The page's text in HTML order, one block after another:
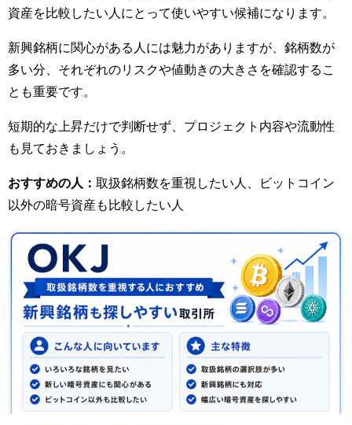
資産を比較したい人にとって使いやすい候補になります。
新興銘柄に関心がある人には魅力がありますが、銘柄数が
多い分、それぞれのリスクや値動きの大きさを確認するこ
とも重要です。
短期的な上昇だけで判断せず、プロジェクト内容や流動性
も見ておきましょう。
おすすめの人： 取扱銘柄数を重視したい人、ビットコイン
以外の暗号資産も比較したい人